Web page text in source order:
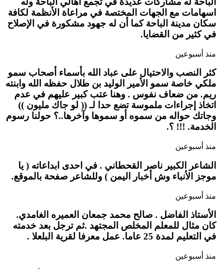
اسهامات مع الجهات المختصة في مراعاة الأنظمة لكافة
سكان مدينة الباحة كما أن له جهود مشكورة في الإصلاح
في كثير من القضايا.
منذ أسبوعين
كثر النصب والاحتيال على عباد الله بأسماء أصحاب سمو
ملكي خاصة سمو الأمير الوليد بن طلال حفظه الله وابنته
ريم. من ضعاف نفوس . وهنا عتب كبير عليهم في عدم
اتخاذ إجراءات ملموسة تضع حدا لـ (( لو جاك مليون ))
وجاتك حواله من سموه أو سموها وآخرها..؟ حولنا رسوم
الخدمة. !!! ؟.
منذ أسبوعين
الشاعر الكبير ناصر القحطاني . في احدى ابداعاته ( يا
موجز الأنباء وش أخبار اليمن ) وللشاعر صفحة بالموقع.
منذ أسبوعين
الأستاذ الفاضل . صالح محمد جمعان العميره الغامدي.
كان مثال للمعلم المخلص المجتهد .ثم ترجل بعد خدمته
في التعليم لمدة 25 عاما. عمل معرفا لقرية البلعلا .
منذ أسبوعين